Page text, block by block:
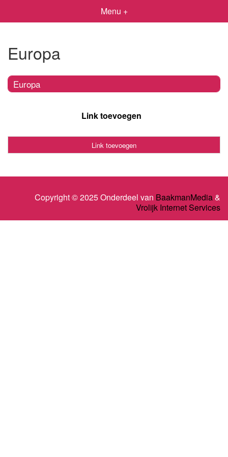
Menu +
Europa
Europa
Link toevoegen
Link toevoegen
Copyright © 2025 Onderdeel van BaakmanMedia&
Vrolijk Internet Services